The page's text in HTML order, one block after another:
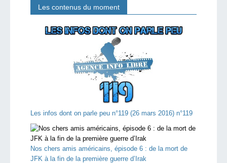
Les contenus du moment
Les infos dont on parle peu n°119 (26 mars 2016) n°119
Nos chers amis américains, épisode 6 : de la mort de
JFK à la fin de la première guerre d’Irak